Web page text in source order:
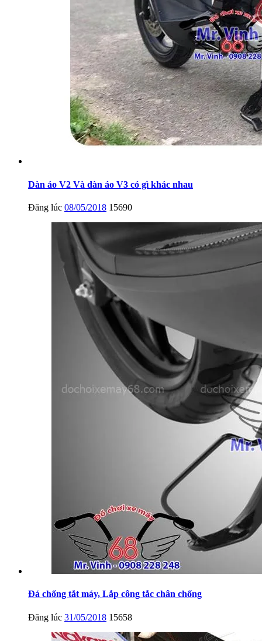
Dàn áo V2 Và dàn áo V3 có gì khác nhau
Đăng lúc 08/05/2018 15690
Đá chống tắt máy, Lắp công tắc chân chống
Đăng lúc 31/05/2018 15658